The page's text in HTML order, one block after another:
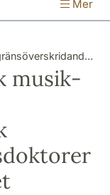
Mer
vid Lunds universitet
musik­